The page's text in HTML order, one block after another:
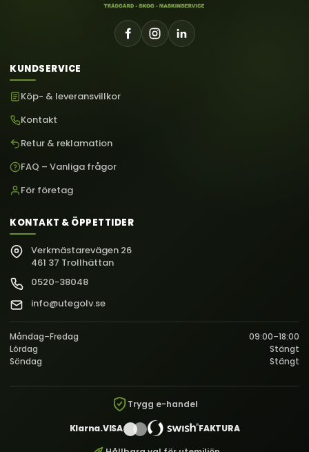
KUNDSERVICE
Köp- & leveransvillkor
Kontakt
Retur & reklamation
FAQ – Vanliga frågor
För företag
KONTAKT & ÖPPETTIDER
Verkmästarevägen 26
461 37 Trollhättan
0520-38048
info@utegolv.se
Måndag–Fredag
09:00–18:00
Lördag
Stängt
Söndag
Stängt
Trygg e-handel
Klarna.VISA FAKTURA